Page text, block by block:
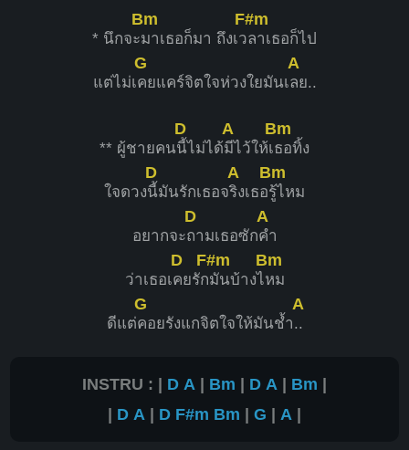
* นึกจะ
Bm
มาเธอก็มา ถึงเว
F#m
ลาเธอก็ไป
แต่ไม่เ
G
คยแคร์จิตใจห่วงใยมันเ
A
ลย..
** ผู้ชายคน
D
นี้ไม่ได้
A
มีไว้ให้เ
Bm
ธอทิ้ง
ใจดวง
D
นี้มันรักเธอจ
A
ริงเธอ
Bm
รู้ไหม
อยากจะ
D
ถามเธอซัก
A
คำ
ว่าเธอเ
D
คยรัก
F#m
มันบ้างไ
Bm
หม
ดีแต่
G
คอยรังแกจิตใจให้มันช้ำ
A
..
INSTRU : | D A | Bm | D A | Bm |
| D A | D F#m Bm | G | A |